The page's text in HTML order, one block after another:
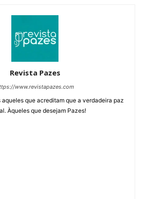
Revista Pazes
www.revistapazes.com
aqueles que acreditam que a verdadeira paz
Àqueles que desejam Pazes!